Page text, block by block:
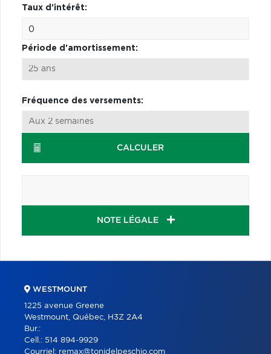
Taux d'intérêt:
Période d'amortissement:
Fréquence des versements:
CALCULER
NOTE LÉGALE
WESTMOUNT
1225 avenue Greene
Westmount, Québec, H3Z 2A4
Bur.:
Cell.: 514 894-9929
Courriel: remax@tonidelpeschio.com